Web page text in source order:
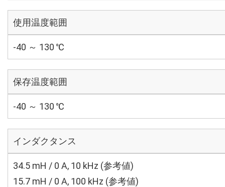
使用温度範囲
-40 ～ 130 ℃
保存温度範囲
-40 ～ 130 ℃
インダクタンス
34.5 mH / 0 A, 10 kHz (参考値)
15.7 mH / 0 A, 100 kHz (参考値)